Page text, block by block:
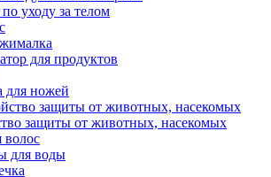
уходу за телом
для продуктов
для ножей
защиты от животных, насекомых
волос
для воды